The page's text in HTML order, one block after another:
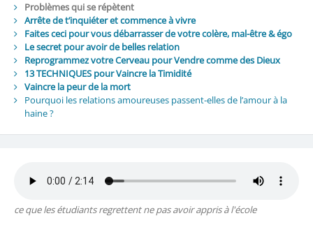
Problèmes qui se répètent
Arrête de t’inquiéter et commence à vivre
Faites ceci pour vous débarrasser de votre colère, mal-être & égo
Le secret pour avoir de belles relation
Reprogrammez votre Cerveau pour Vendre comme des Dieux
13 TECHNIQUES pour Vaincre la Timidité
Vaincre la peur de la mort
Pourquoi les relations amoureuses passent-elles de l’amour à la
haine ?
ce que les étudiants regrettent ne pas avoir appris à l'école